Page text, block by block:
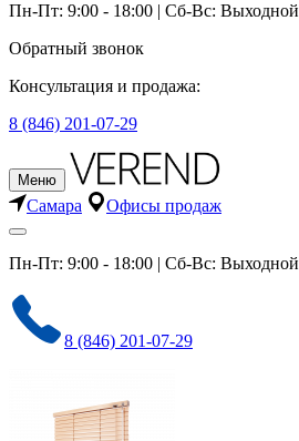
Пн-Пт: 9:00 - 18:00 | Сб-Вс: Выходной
Обратный звонок
Консультация и продажа:
8 (846) 201-07-29
Меню
Самара Офисы продаж
Пн-Пт: 9:00 - 18:00 | Сб-Вс: Выходной
8 (846) 201-07-29